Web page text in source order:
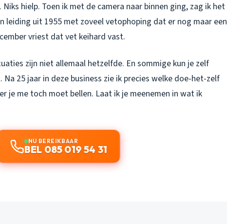
hielp. Toen ik met de camera naar binnen ging, zag ik het
leiding uit 1955 met zoveel vetophoping dat er nog maar een
vriest dat vet keihard vast.
zijn niet allemaal hetzelfde. En sommige kun je zelf
25 jaar in deze business zie ik precies welke doe-het-zelf
je me toch moet bellen. Laat ik je meenemen in wat ik
NU BEREIKBAAR
BEL 085 019 54 31